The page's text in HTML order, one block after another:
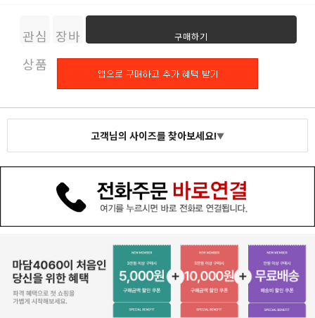
관심
상품
장바
구니
구매하기
고객님의 사이즈를 찾아보세요!▼